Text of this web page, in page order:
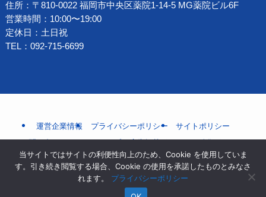
住所：〒810-0022 福岡市中央区薬院1-14-5 MG薬院ビル6F
営業時間：10:00〜19:00
定休日：土日祝
TEL：092-715-6699
運営企業情報 プライバシーポリシー
サイトポリシー
利用規約
サステナビリティ よくある質問
Cookieポリシー
監修者情報
口コミ投稿フォーム
当サイトではサイトの利便性向上のため、Cookie を使用していま
す。引き続き閲覧する場合、Cookie の使用を承諾したものとみなさ
れます。 プライバシーポリシー